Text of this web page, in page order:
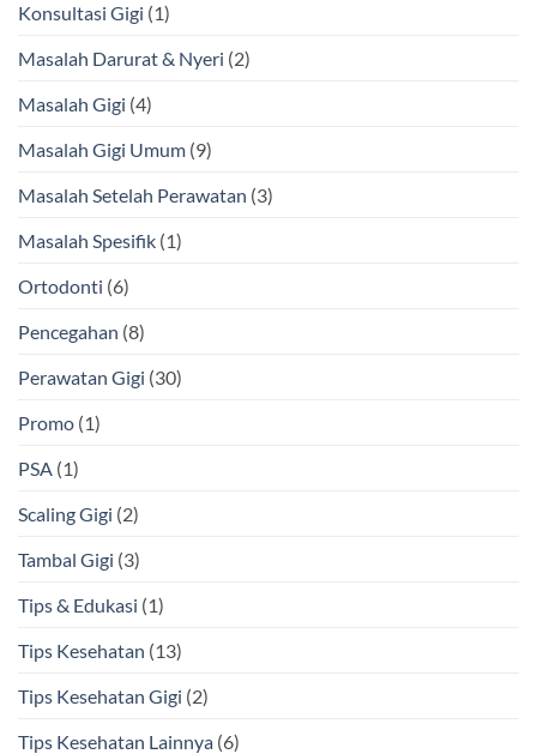
Konsultasi Gigi (1)
Masalah Darurat & Nyeri (2)
Masalah Gigi (4)
Masalah Gigi Umum (9)
Masalah Setelah Perawatan (3)
Masalah Spesifik (1)
Ortodonti (6)
Pencegahan (8)
Perawatan Gigi (30)
Promo (1)
PSA (1)
Scaling Gigi (2)
Tambal Gigi (3)
Tips & Edukasi (1)
Tips Kesehatan (13)
Tips Kesehatan Gigi (2)
Tips Kesehatan Lainnya (6)